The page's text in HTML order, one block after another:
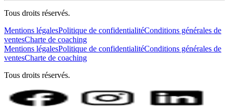
Tous droits réservés.
Mentions légalesPolitique de confidentialitéConditions générales de
ventesCharte de coaching
Mentions légalesPolitique de confidentialitéConditions générales de
ventesCharte de coaching
Tous droits réservés.